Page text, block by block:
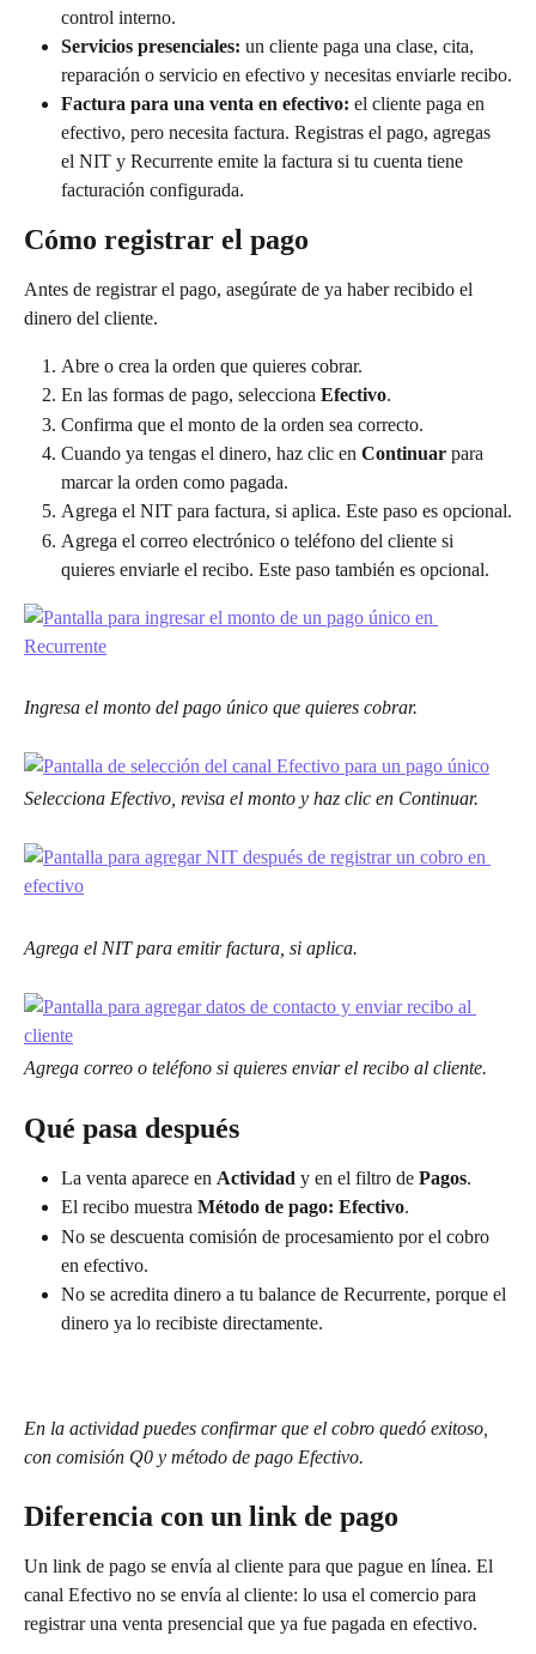
control interno.
Servicios presenciales: un cliente paga una clase, cita,
reparación o servicio en efectivo y necesitas enviarle recibo.
Factura para una venta en efectivo: el cliente paga en
efectivo, pero necesita factura. Registras el pago, agregas
el NIT y Recurrente emite la factura si tu cuenta tiene
facturación configurada.
Cómo registrar el pago
Antes de registrar el pago, asegúrate de ya haber recibido el
dinero del cliente.
Abre o crea la orden que quieres cobrar.
En las formas de pago, selecciona Efectivo.
Confirma que el monto de la orden sea correcto.
Cuando ya tengas el dinero, haz clic en Continuar para
marcar la orden como pagada.
Agrega el NIT para factura, si aplica. Este paso es opcional.
Agrega el correo electrónico o teléfono del cliente si
quieres enviarle el recibo. Este paso también es opcional.
Ingresa el monto del pago único que quieres cobrar.
Selecciona Efectivo, revisa el monto y haz clic en Continuar.
Agrega el NIT para emitir factura, si aplica.
Agrega correo o teléfono si quieres enviar el recibo al cliente.
Qué pasa después
La venta aparece en Actividad y en el filtro de Pagos.
El recibo muestra Método de pago: Efectivo.
No se descuenta comisión de procesamiento por el cobro
en efectivo.
No se acredita dinero a tu balance de Recurrente, porque el
dinero ya lo recibiste directamente.
En la actividad puedes confirmar que el cobro quedó exitoso,
con comisión Q0 y método de pago Efectivo.
Diferencia con un link de pago
Un link de pago se envía al cliente para que pague en línea. El
canal Efectivo no se envía al cliente: lo usa el comercio para
registrar una venta presencial que ya fue pagada en efectivo.